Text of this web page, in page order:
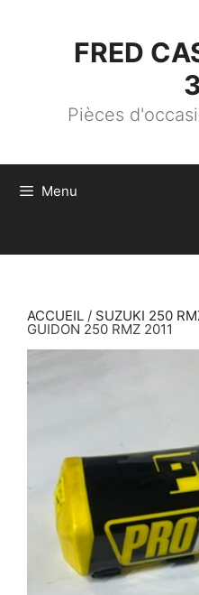
FRED
Pièces
Menu
ACCUEIL / SUZUKI 250
GUIDON 250 RMZ 2011